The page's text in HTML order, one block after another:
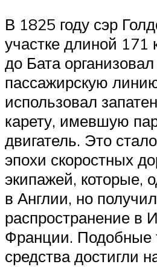
В 1825 году сэр
участке длиной 171
до Бата
пассажирскую
использовал
карету, имевшую
двигатель. Это
эпохи скоростных
экипажей, которые,
в Англии, но
распространение в
Франции. Подобные
средства достигли